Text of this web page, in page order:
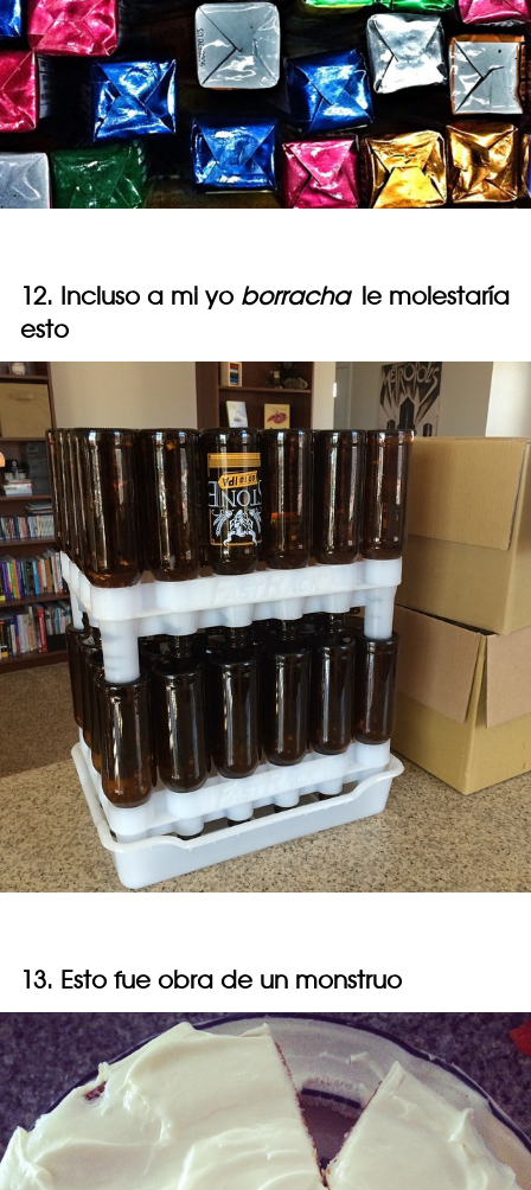
12. Incluso a mi yo borracha le molestaría
esto
13. Esto fue obra de un monstruo